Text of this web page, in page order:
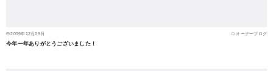
2019年12月29日 オーナーブログ
今年一年ありがとうございました！